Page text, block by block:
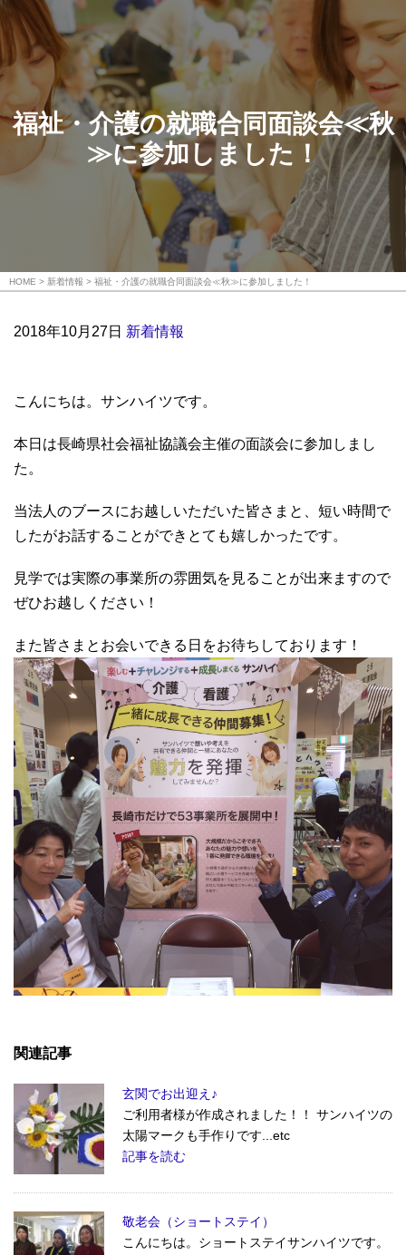
福祉・介護の就職合同面談会≪秋
≫に参加しました！
HOME 新着情報 福祉・介護の就職合同面談会≪秋≫に参加しました！
2018年10月27日 新着情報
こんにちは。サンハイツです。
本日は長崎県社会福祉協議会主催の面談会に参加しまし
た。
当法人のブースにお越しいただいた皆さまと、短い時間で
したがお話することができとても嬉しかったです。
見学では実際の事業所の雰囲気を見ることが出来ますので
ぜひお越しください！
また皆さまとお会いできる日をお待ちしております！
関連記事
玄関でお出迎え♪
ご利用者様が作成されました！！ サンハイツの
太陽マークも手作りです...etc
記事を読む
敬老会（ショートステイ）
こんにちは。ショートステイサンハイツです。